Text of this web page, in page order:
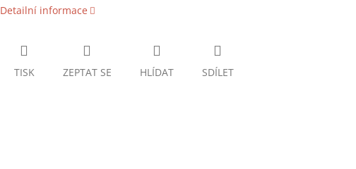
Detailní informace
TISK ZEPTAT SE HLÍDAT SDÍLET